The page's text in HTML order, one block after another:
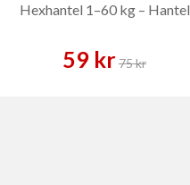
Hexhantel 1–60 kg – Hantel
59 kr75 kr